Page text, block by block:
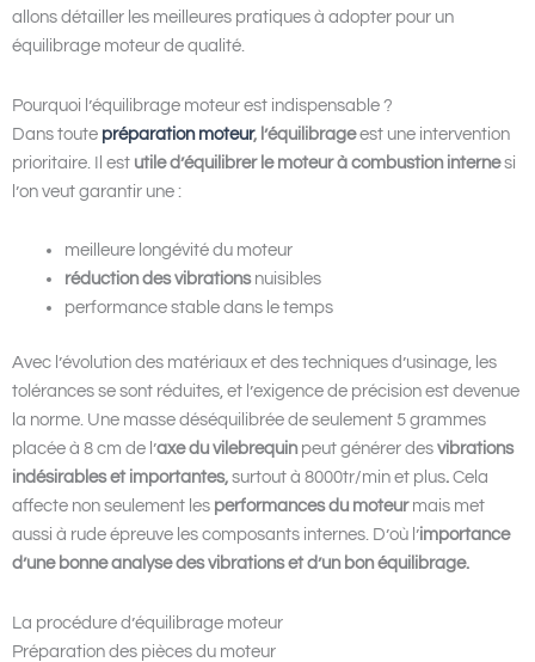
allons détailler les meilleures pratiques à adopter pour un
équilibrage moteur de qualité.
Pourquoi l’équilibrage moteur est indispensable ?
Dans toute préparation moteur, l’équilibrageest une intervention
prioritaire. Il est utile d’équilibrer le moteur à combustion internesi
l’on veut garantir une :
meilleure longévité du moteur
réduction des vibrationsnuisibles
performance stable dans le temps
Avec l’évolution des matériaux et des techniques d’usinage, les
tolérances se sont réduites, et l’exigence de précision est devenue
la norme. Une masse déséquilibrée de seulement 5 grammes
placée à 8 cm de l’axe du vilebrequin peut générer des vibrations
indésirables et importantes, surtout à 8000tr/min et plus. Cela
affecte non seulement les performances du moteur mais met
aussi à rude épreuve les composants internes. D’où l’importance
d’une bonne analyse des vibrations et d’un bon équilibrage.
La procédure d’équilibrage moteur
Préparation des pièces du moteur